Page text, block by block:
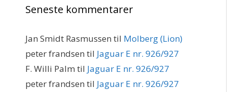
Seneste kommentarer
Jan Smidt Rasmussen til Molberg (Lion)
peter frandsen til Jaguar E nr. 926/927
F. Willi Palm til Jaguar E nr. 926/927
peter frandsen til Jaguar E nr. 926/927